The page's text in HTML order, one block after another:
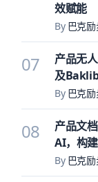
效赋能
By 巴克
07
产品无
及
By 巴克
08
产品文
AI，构
By 巴克